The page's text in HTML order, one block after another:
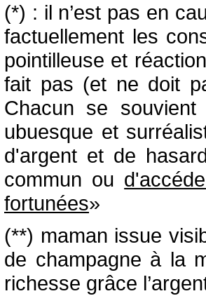
(*) : il n’est pas en
factuellement les
pointilleuse et
fait pas (et ne doit
Chacun se
ubuesque et
d'argent et de
commun ou
fortunées»
(**) maman issue
de champagne à la
richesse grâce